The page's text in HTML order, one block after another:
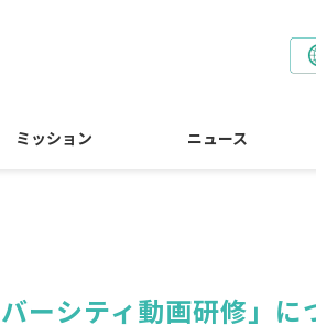
ミッション ニュース
ーシティ動画研修」に